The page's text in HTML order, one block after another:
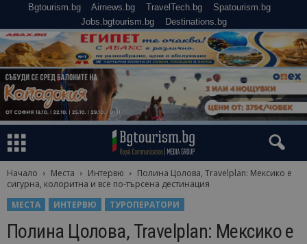
Bgtourism.bg Airnews.bg TravelTech.bg
Spatourism.bg
Jobs.bgtourism.bg
Destinations.bg
Начало Места Интервю
Полина Цолова, Travelplan: Мексико е
сигурна, колоритна и все по-търсена дестинация
МЕСТА
ИНТЕРВЮ ТУРОПЕРАТОРИ
Полина Цолова, Travelplan: Мексико е